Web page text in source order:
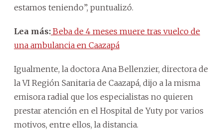
estamos teniendo”, puntualizó.
Lea más: Beba de 4 meses muere tras vuelco de
una ambulancia en Caazapá
Igualmente, la doctora Ana Bellenzier, directora de
la VI Región Sanitaria de Caazapá, dijo a la misma
emisora radial que los especialistas no quieren
prestar atención en el Hospital de Yuty por varios
motivos, entre ellos, la distancia.